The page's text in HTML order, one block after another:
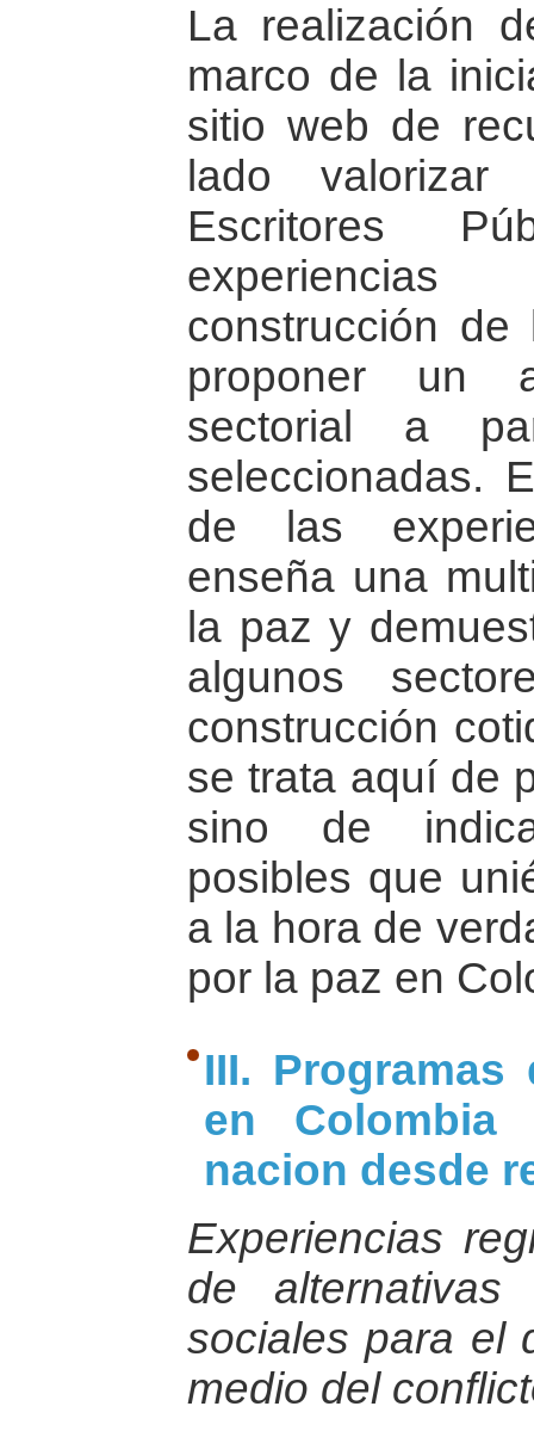
La realización
marco de la
sitio web de
lado
Escritores
construcción
proponer un
sectorial a
seleccionadas.
de las
enseña una
la paz y
algunos
construcción
se trata aquí de
sino de
posibles que
a la hora de
por la paz en
III.
en
nacion desde
Experiencias
de
sociales para el
medio del